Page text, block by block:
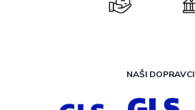
NAŠI DOPRAVCI